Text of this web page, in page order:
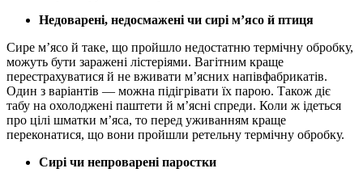
Недоварені, недосмажені чи сирі м’ясо й птиця
Сире м’ясо й таке, що пройшло недостатню термічну обробку,
можуть бути заражені лістеріями. Вагітним краще
перестрахуватися й не вживати м’ясних напівфабрикатів.
Один з варіантів — можна підігрівати їх парою. Також діє
табу на охолоджені паштети й м’ясні спреди. Коли ж ідеться
про цілі шматки м’яса, то перед уживанням краще
переконатися, що вони пройшли ретельну термічну обробку.
Сирі чи непроварені паростки